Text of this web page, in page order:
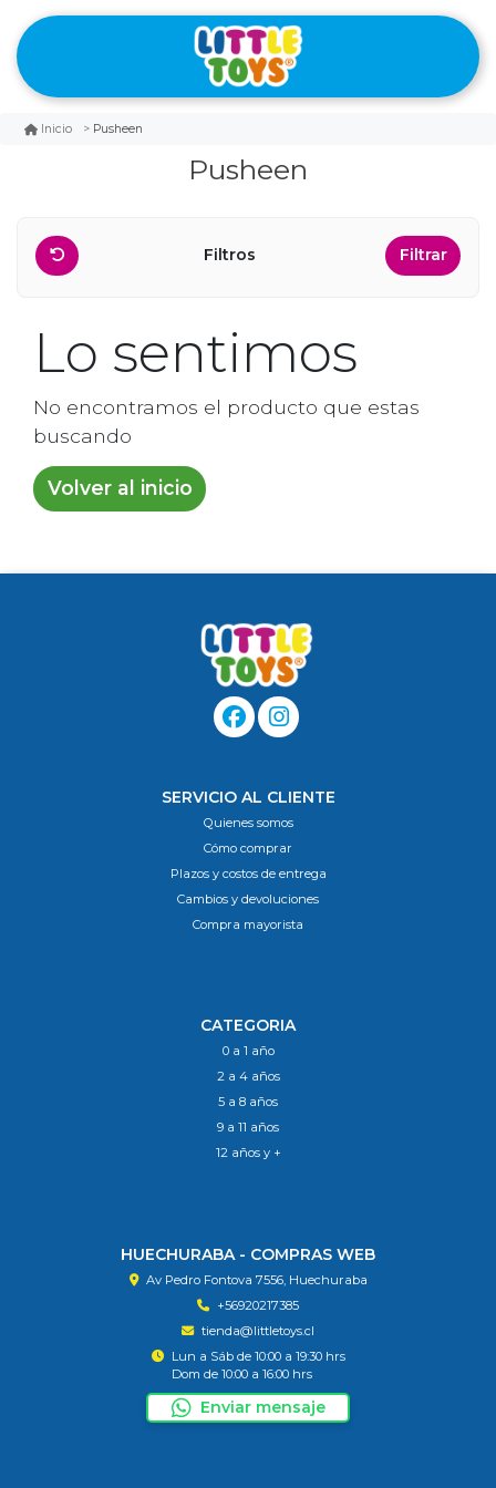
Inicio Pusheen
Pusheen
Filtros Filtrar
Lo sentimos
No encontramos el producto que estas
buscando
Volver al inicio
SERVICIO AL CLIENTE
Quienes somos
Cómo comprar
Plazos y costos de entrega
Cambios y devoluciones
Compra mayorista
CATEGORIA
0 a 1 año
2 a 4 años
5 a 8 años
9 a 11 años
12 años y +
HUECHURABA - COMPRAS WEB
Av Pedro Fontova 7556, Huechuraba
+56920217385
tienda@littletoys.cl
Lun a Sáb de 10:00 a 19:30 hrs
Dom de 10:00 a 16:00 hrs
Enviar mensaje